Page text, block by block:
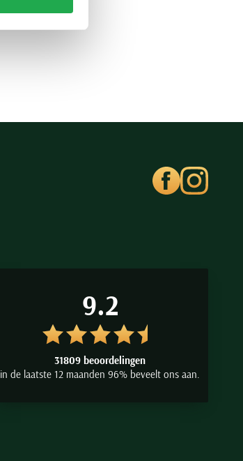
9.2
31809 beoordelingen
in de laatste 12 maanden 96% beveelt ons aan.